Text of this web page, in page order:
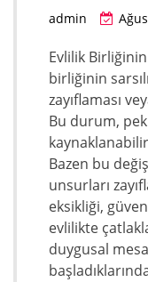
admin
Evlilik Birliğinin
birliğinin
zayıflaması
Bu durum,
Bazen bu
unsurları
eksikliği,
evlilikte
duygusal